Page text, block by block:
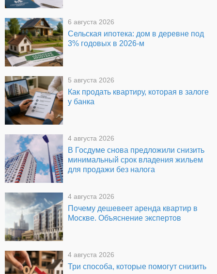
6 августа 2026
Сельская ипотека: дом в деревне под
3% годовых в 2026-м
5 августа 2026
Как продать квартиру, которая в залоге
у банка
4 августа 2026
В Госдуме снова предложили снизить
минимальный срок владения жильем
для продажи без налога
4 августа 2026
Почему дешевеет аренда квартир в
Москве. Объяснение экспертов
4 августа 2026
Три способа, которые помогут снизить